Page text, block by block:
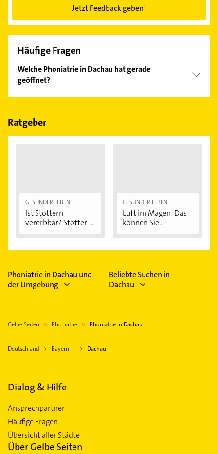
Jetzt Feedback geben!
Häufige Fragen
Welche Phoniatrie in Dachau hat gerade
geöffnet?
Im Anbieter-Bereich finden Sie alleÖffnungszeiten.
Feiertagen abweichen können.
Ratgeber
GESÜNDER LEBEN
Ist Stottern
vererbbar? Stotter-
GESÜNDER LEBEN
Luft im Magen: Das
können Sie...
Phoniatrie in Dachau und
der Umgebung
Beliebte Suchen in
Dachau
Gelbe Seiten Phoniatrie Phoniatrie in Dachau
Deutschland Bayern Dachau
Dialog & Hilfe
Ansprechpartner
Häufige Fragen
Übersicht aller Städte
Über Gelbe Seiten